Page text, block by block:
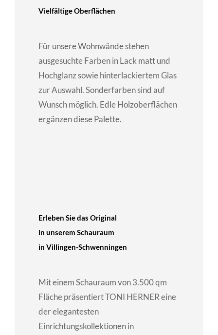
Vielfältige Oberflächen
Für unsere Wohnwände stehen
ausgesuchte Farben in Lack matt und
Hochglanz sowie hinterlackiertem Glas
zur Auswahl. Sonderfarben sind auf
Wunsch möglich. Edle Holzoberflächen
ergänzen diese Palette.
Erleben Sie das Original
in unserem Schauraum
in Villingen-Schwenningen
Mit einem Schauraum von 3.500 qm
Fläche präsentiert TONI HERNER eine
der elegantesten
Einrichtungskollektionen in